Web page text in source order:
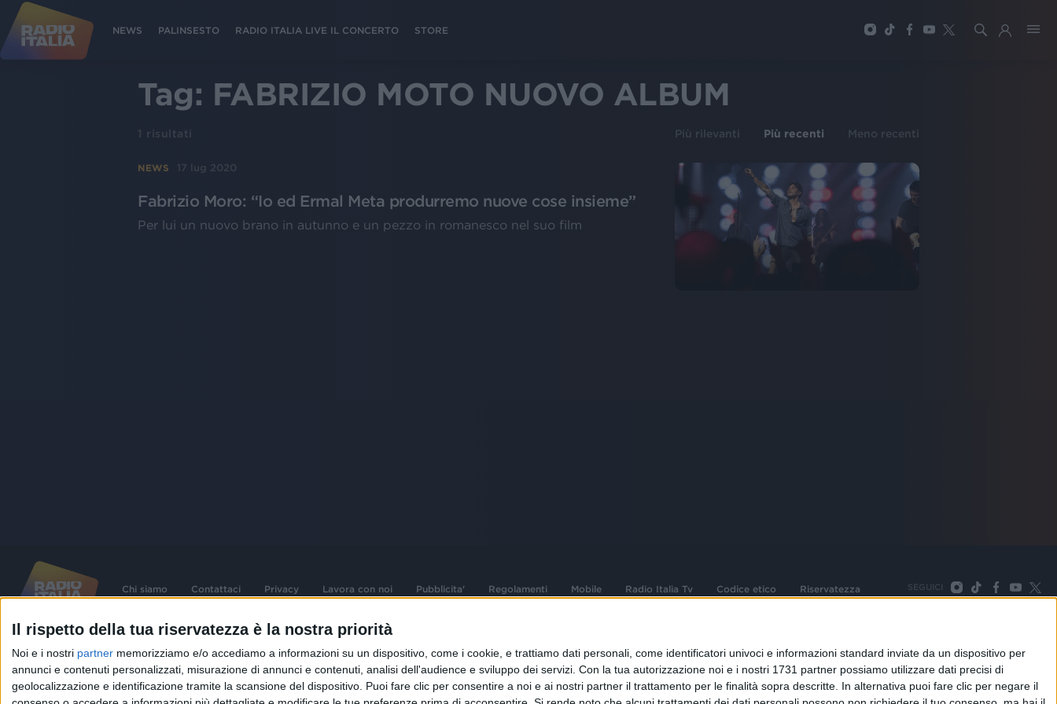
Il rispetto della tua riservatezza è la nostra priorità
Noi e i nostri partner memorizziamo e/o accediamo a informazioni su un dispositivo, come i cookie, e trattiamo dati personali, come identificatori univoci e informazioni standard inviate da un dispositivo per
annunci e contenuti personalizzati, misurazione di annunci e contenuti, analisi dell'audience e sviluppo dei servizi. Con la tua autorizzazione noi e i nostri 1731 partner possiamo utilizzare dati precisi di
geolocalizzazione e identificazione tramite la scansione del dispositivo. Puoi fare clic per consentire a noi e ai nostri partner il trattamento per le finalità sopra descritte. In alternativa puoi fare clic per negare il
NEWS PALINSESTO RADIO ITALIA LIVE IL CONCERTO STORE
Tag: FABRIZIO MOTO NUOVO ALBUM
1 risultati Più rilevanti Più recenti Meno recenti
NEWS 17 lug 2020
Fabrizio Moro: “Io ed Ermal Meta produrremo nuove cose insieme”
Per lui un nuovo brano in autunno e un pezzo in romanesco nel suo film
Chi siamo Contattaci Privacy Lavora con noi Pubblicita' Regolamenti Mobile Radio Italia Tv Codice etico Riservatezza SEGUICI
©2026RADIO ITALIA S.p.A. P.IVA 06832230152 | Tutti i diritti riservati. Per le opere dell'ingegno
contenute nel sito sono stati assolti gli obblighi derivanti dalla normativa dei diritti d'autore e dei diritti
connessi.
Capitale Sociale € 580.000,00 interamente versato. Iscr. Reg. Imprese Milano - C.F. e n° iscrizione
Sede Amministrativa: Viale Europa 49, 20093 Cologno Monzese (Mi) |Tel. +39 02 254441 | Fax +39
02 25444220
Sede Legale: Via Savona 97, 20144 Milano
TORNA SU